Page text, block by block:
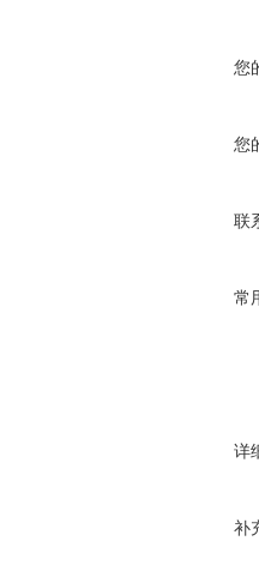
您
您
联
常
详
补